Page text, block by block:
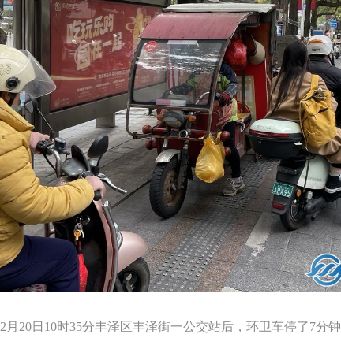
2月20日10时35分丰泽区丰泽街一公交站后，环卫车停了7分钟